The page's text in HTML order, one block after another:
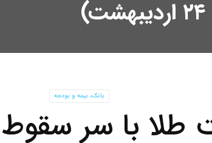
بانک، بیمه و بودجه